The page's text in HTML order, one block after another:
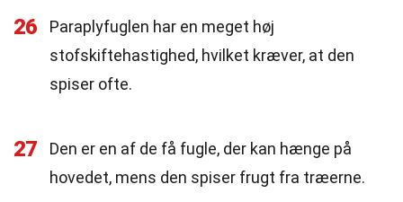
26
Paraplyfuglen har en meget høj
stofskiftehastighed, hvilket kræver, at den
spiser ofte.
27
Den er en af de få fugle, der kan hænge på
hovedet, mens den spiser frugt fra træerne.